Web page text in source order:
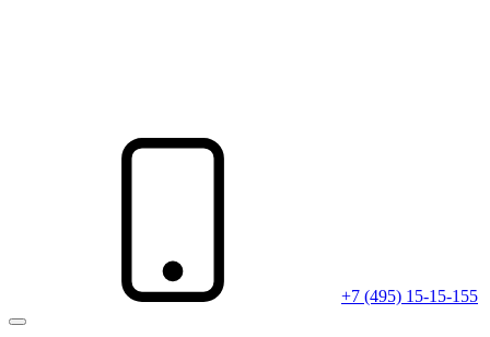
+7 (495) 15-15-155